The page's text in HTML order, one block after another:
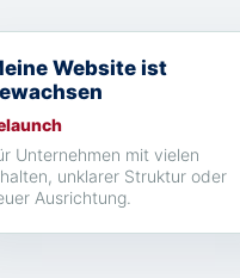
Website ist
Unternehmen mit vielen
unklarer Struktur oder
Ausrichtung.